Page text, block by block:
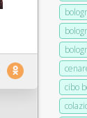
cibo